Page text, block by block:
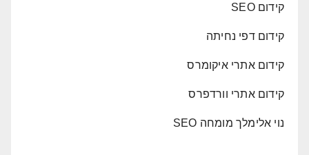
קידום SEO
קידום דפי נחיתה
קידום אתרי איקומרס
קידום אתרי וורדפרס
נוי אלימלך מומחה SEO